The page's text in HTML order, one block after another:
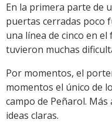
En la primera parte de
puertas cerradas poco
una línea de cinco en
tuvieron muchas
Por momentos, el
momentos el único de
campo de Peñarol.
ideas claras.